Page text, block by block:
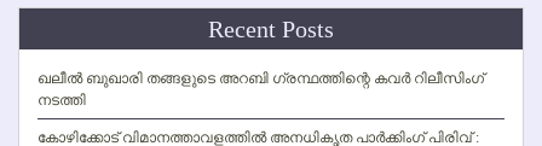
Recent Posts
ഖലീല്‍ ബുഖാരി തങ്ങളുടെ അറബി ഗ്രന്ഥത്തിന്റെ കവര്‍ റിലീസിംഗ്
നടത്തി
കോഴിക്കോട് വിമാനത്താവളത്തില്‍ അനധികൃത പാര്‍ക്കിംഗ് പിരിവ് :